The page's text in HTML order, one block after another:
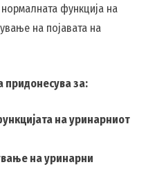
функција на
на појавата на
за:
на уринарниот
на уринарни